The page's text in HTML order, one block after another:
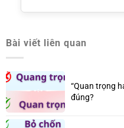
Bài viết liên quan
“Quan trọng
đúng?